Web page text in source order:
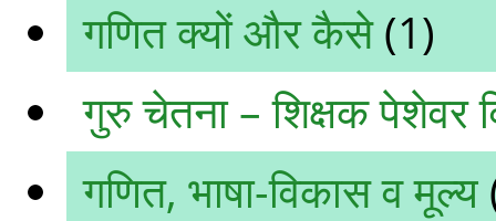
गणित क्यों और कैसे(1)
गुरु चेतना – शिक्षक पेशेवर
गणित, भाषा-विकास व मूल्य